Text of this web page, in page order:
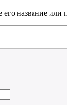
его название